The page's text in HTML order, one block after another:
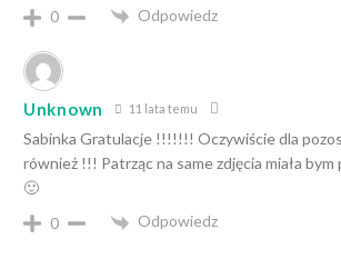
0
Odpowiedz
Unknown 11 lata temu
Sabinka Gratulacje !!!!!!! Oczywiście dla
również !!! Patrząc na same zdjęcia miała
🙂
0
Odpowiedz